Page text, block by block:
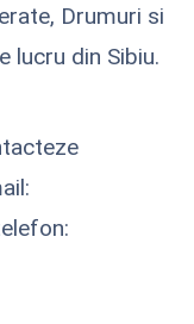
Drumuri si
lucru din Sibiu.